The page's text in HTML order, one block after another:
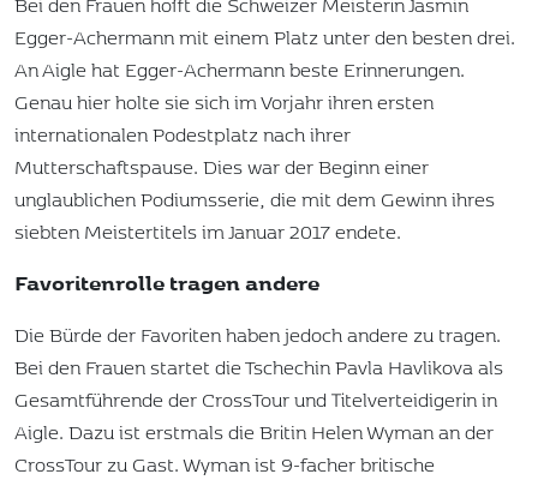
Egger-Achermann mit einem Platz unter den besten drei.
An Aigle hat Egger-Achermann beste Erinnerungen.
Genau hier holte sie sich im Vorjahr ihren ersten
internationalen Podestplatz nach ihrer
Mutterschaftspause. Dies war der Beginn einer
unglaublichen Podiumsserie, die mit dem Gewinn ihres
siebten Meistertitels im Januar 2017 endete.
Favoritenrolle tragen andere
Die Bürde der Favoriten haben jedoch andere zu tragen.
Bei den Frauen startet die Tschechin Pavla Havlikova als
Gesamtführende der CrossTour und Titelverteidigerin in
Aigle. Dazu ist erstmals die Britin Helen Wyman an der
CrossTour zu Gast. Wyman ist 9-facher britische